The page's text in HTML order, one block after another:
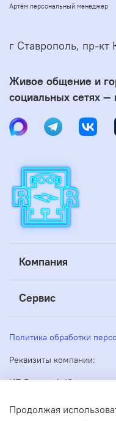
Компания
Сервис
Артём персональный менеджер
г Ставрополь, пр-кт
Живое общение и
социальных сетях
Политика обработки
Реквизиты компании:
ИП Беляев А. Ю.
Адрес: 355035, Россия,
Продолжая